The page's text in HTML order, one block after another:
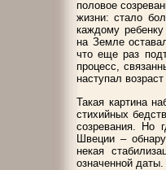
половое
жизни: стало
каждому
на Земле
что еще раз
процесс,
наступал
Такая картина
стихийных
созревания. Но
Швеции –
некая
означенной